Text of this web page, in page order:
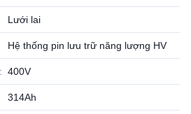
Lưới lai
Hệ thống pin lưu trữ năng lượng HV
400V
314Ah